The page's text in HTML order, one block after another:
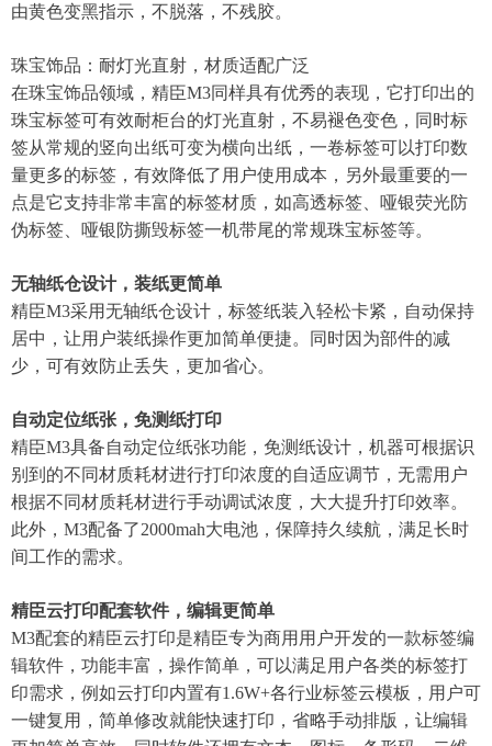
由黄色变黑指示，不脱落，不残胶。
珠宝饰品：耐灯光直射，材质适配广泛
在珠宝饰品领域，精臣M3同样具有优秀的表现，它打印出的
珠宝标签可有效耐柜台的灯光直射，不易褪色变色，同时标
签从常规的竖向出纸可变为横向出纸，一卷标签可以打印数
量更多的标签，有效降低了用户使用成本，另外最重要的一
点是它支持非常丰富的标签材质，如高透标签、哑银荧光防
伪标签、哑银防撕毁标签一机带尾的常规珠宝标签等。
无轴纸仓设计，装纸更简单‌
精臣M3采用无轴纸仓设计，标签纸装入轻松卡紧，自动保持
居中，让用户装纸操作更加简单便捷。同时因为部件的减
少，可有效防止丢失，更加省心。
自动定位纸张，免测纸打印‌
精臣M3具备自动定位纸张功能，免测纸设计，机器可根据识
别到的不同材质耗材进行打印浓度的自适应调节，无需用户
根据不同材质耗材进行手动调试浓度，大大提升打印效率。
此外，M3配备了2000mah大电池，保障持久续航，满足长时
间工作的需求。
精臣云打印配套软件，编辑更简单‌
M3配套的精臣云打印是精臣专为商用用户开发的一款标签编
辑软件，功能丰富，操作简单，可以满足用户各类的标签打
印需求，例如云打印内置有1.6W+各行业标签云模板，用户可
一键复用，简单修改就能快速打印，省略手动排版，让编辑